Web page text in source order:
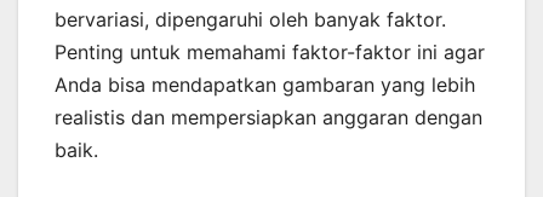
bervariasi, dipengaruhi oleh banyak faktor.
Penting untuk memahami faktor-faktor ini agar
Anda bisa mendapatkan gambaran yang lebih
realistis dan mempersiapkan anggaran dengan
baik.